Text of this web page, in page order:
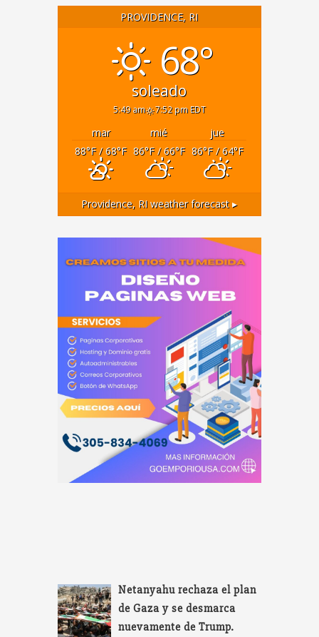
PROVIDENCE, RI
68°
soleado
5:49 am 7:52 pm EDT
mar mié
jue
88°F/ 68°F 86°F/ 66°F 86°F/ 64°F
Providence, RI weather forecast ▸
Netanyahu rechaza el plan
de Gaza y se desmarca
nuevamente de Trump.